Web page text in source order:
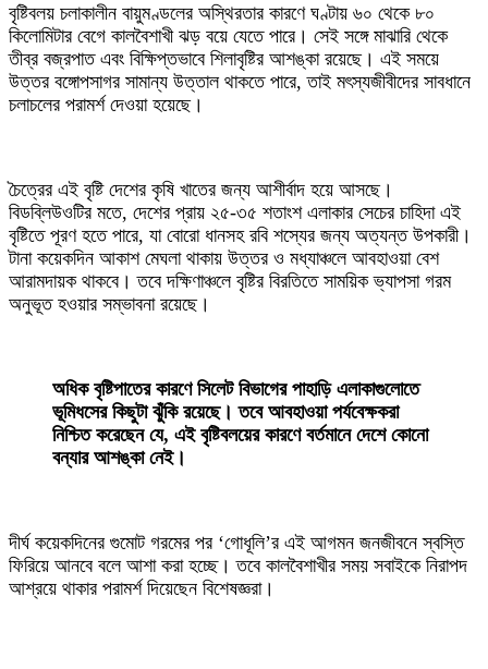
‎বৃষ্টিবলয় চলাকালীন বায়ুমণ্ডলের অস্থিরতার কারণে ঘণ্টায় ৬০ থেকে ৮০
কিলোমিটার বেগে কালবৈশাখী ঝড় বয়ে যেতে পারে। সেই সঙ্গে মাঝারি থেকে
তীব্র বজ্রপাত এবং বিক্ষিপ্তভাবে শিলাবৃষ্টির আশঙ্কা রয়েছে। এই সময়ে
উত্তর বঙ্গোপসাগর সামান্য উত্তাল থাকতে পারে, তাই মৎস্যজীবীদের সাবধানে
চলাচলের পরামর্শ দেওয়া হয়েছে।
‎চৈত্রের এই বৃষ্টি দেশের কৃষি খাতের জন্য আশীর্বাদ হয়ে আসছে।
বিডব্লিউওটির মতে, দেশের প্রায় ২৫-৩৫ শতাংশ এলাকার সেচের চাহিদা এই
বৃষ্টিতে পূরণ হতে পারে, যা বোরো ধানসহ রবি শস্যের জন্য অত্যন্ত উপকারী।
টানা কয়েকদিন আকাশ মেঘলা থাকায় উত্তর ও মধ্যাঞ্চলে আবহাওয়া বেশ
আরামদায়ক থাকবে। তবে দক্ষিণাঞ্চলে বৃষ্টির বিরতিতে সাময়িক ভ্যাপসা গরম
অনুভূত হওয়ার সম্ভাবনা রয়েছে।
‎অধিক বৃষ্টিপাতের কারণে সিলেট বিভাগের পাহাড়ি এলাকাগুলোতে
ভূমিধসের কিছুটা ঝুঁকি রয়েছে। তবে আবহাওয়া পর্যবেক্ষকরা
নিশ্চিত করেছেন যে, এই বৃষ্টিবলয়ের কারণে বর্তমানে দেশে কোনো
বন্যার আশঙ্কা নেই।
‎দীর্ঘ কয়েকদিনের গুমোট গরমের পর ‘গোধূলি’র এই আগমন জনজীবনে স্বস্তি
ফিরিয়ে আনবে বলে আশা করা হচ্ছে। তবে কালবৈশাখীর সময় সবাইকে নিরাপদ
আশ্রয়ে থাকার পরামর্শ দিয়েছেন বিশেষজ্ঞরা।